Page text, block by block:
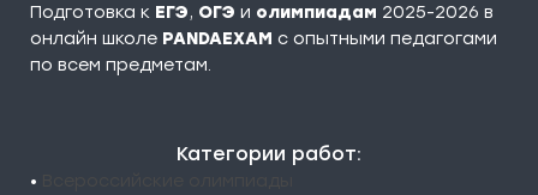
Подготовка к ЕГЭ, ОГЭ и олимпиадам 2025-2026 в
онлайн школе PANDAEXAM c опытными педагогами
по всем предметам.
Категории работ:
•